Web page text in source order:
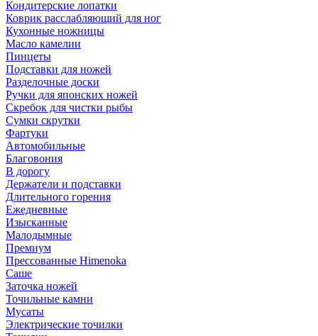
Кондитерские лопатки
Коврик расслабляющий для ног
Кухонные ножницы
Масло камелии
Пинцеты
Подставки для ножей
Разделочные доски
Ручки для японских ножей
Скребок для чистки рыбы
Сумки скрутки
Фартуки
Автомобильные
Благовония
В дорогу
Держатели и подставки
Длительного горения
Ежедневные
Изысканные
Малодымные
Премиум
Прессованные Himenoka
Саше
Заточка ножей
Точильные камни
Мусаты
Электрические точилки